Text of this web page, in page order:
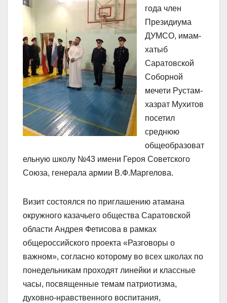
года член
Президиума
ДУМСО, имам-
хатыб
Саратовской
Соборной
мечети Рустам-
хазрат Мухитов
посетил
среднюю
общеобразоват
ельную школу №43 имени Героя Советского
Союза, генерала армии В.Ф.Маргелова.
Визит состоялся по приглашению атамана
окружного казачьего общества Саратовской
области Андрея Фетисова в рамках
общероссийского проекта «Разговоры о
важном», согласно которому во всех школах по
понедельникам проходят линейки и классные
часы, посвященные темам патриотизма,
духовно-нравственного воспитания,